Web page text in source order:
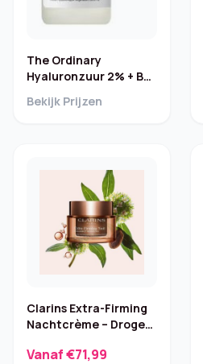
The Ordinary
Hyaluronzuur 2% + B5
Bekijk Prijzen
Clarins Extra-Firming
Nachtcrème – Droge
Vanaf €71,99